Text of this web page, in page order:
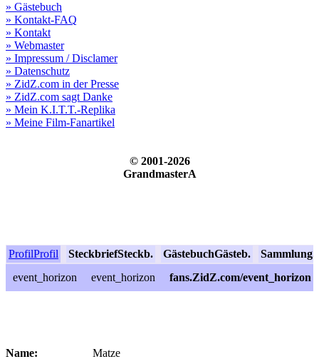
» Gästebuch
» Kontakt-FAQ
» Kontakt
» Webmaster
» Impressum / Disclamer
» Datenschutz
» ZidZ.com in der Presse
» ZidZ.com sagt Danke
» Mein K.I.T.T.-Replika
» Meine Film-Fanartikel
© 2001-2026
GrandmasterA
ProfilProfil SteckbriefSteckb. GästebuchGästeb. Sammlung
event_horizon
event_horizon fans.ZidZ.com/event_horizon
Name:
Matze